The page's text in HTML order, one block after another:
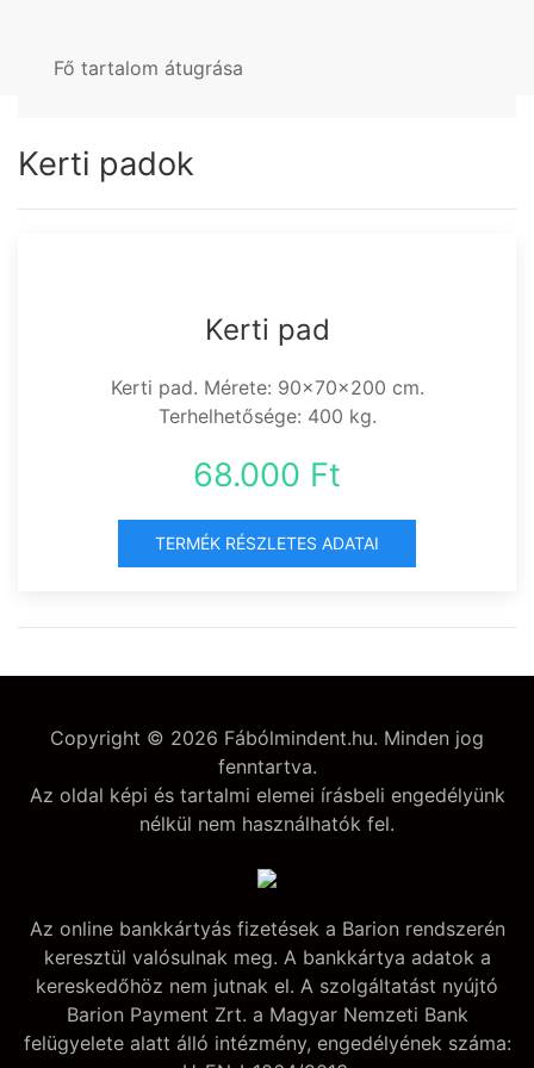
Fő tartalom átugrása
Kerti padok
Kerti pad
Kerti pad. Mérete: 90x70x200 cm.
Terhelhetősége: 400 kg.
68.000 Ft
TERMÉK RÉSZLETES ADATAI
Copyright © 2026 Fábólmindent.hu. Minden jog
fenntartva.
Az oldal képi és tartalmi elemei írásbeli engedélyünk
nélkül nem használhatók fel.
Az online bankkártyás fizetések a Barion rendszerén
keresztül valósulnak meg. A bankkártya adatok a
kereskedőhöz nem jutnak el. A szolgáltatást nyújtó
Barion Payment Zrt. a Magyar Nemzeti Bank
felügyelete alatt álló intézmény, engedélyének száma: